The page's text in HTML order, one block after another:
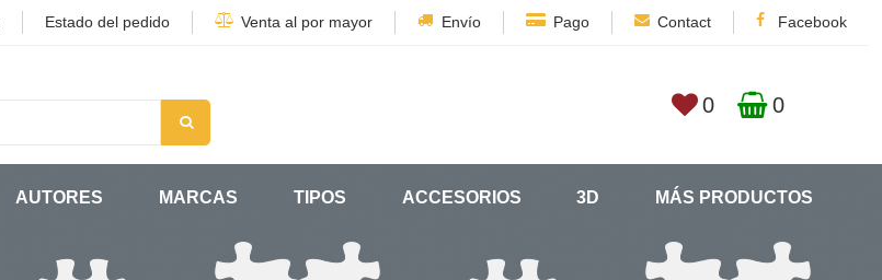
Estado del pedido Venta al por mayor Envío Pago Contact Facebook
0 0
AUTORES MARCAS TIPOS ACCESORIOS 3D MÁS PRODUCTOS